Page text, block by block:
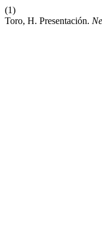
(1)
Toro, H. Presentación.